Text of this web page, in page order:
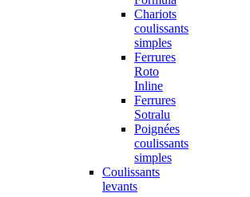
Chariots
coulissants
simples
Ferrures
Roto
Inline
Ferrures
Sotralu
Poignées
coulissants
simples
Coulissants
levants